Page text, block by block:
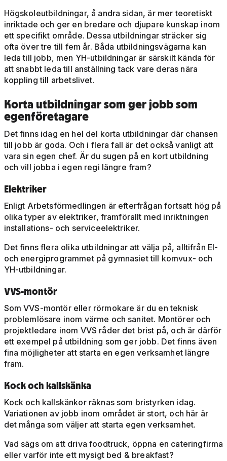
Högskoleutbildningar, å andra sidan, är mer teoretiskt
inriktade och ger en bredare och djupare kunskap inom
ett specifikt område. Dessa utbildningar sträcker sig
ofta över tre till fem år. Båda utbildningsvägarna kan
leda till jobb, men YH-utbildningar är särskilt kända för
att snabbt leda till anställning tack vare deras nära
koppling till arbetslivet.
Korta utbildningar som ger jobb som
egenföretagare
Det finns idag en hel del korta utbildningar där chansen
till jobb är goda. Och i flera fall är det också vanligt att
vara sin egen chef. Är du sugen på en kort utbildning
och vill jobba i egen regi längre fram?
Elektriker
Enligt Arbetsförmedlingen är efterfrågan fortsatt hög på
olika typer av elektriker, framförallt med inriktningen
installations- och serviceelektriker.
Det finns flera olika utbildningar att välja på, alltifrån El-
och energiprogrammet på gymnasiet till komvux- och
YH-utbildningar.
VVS-montör
Som VVS-montör eller rörmokare är du en teknisk
problemlösare inom värme och sanitet. Montörer och
projektledare inom VVS råder det brist på, och är därför
ett exempel på utbildning som ger jobb. Det finns även
fina möjligheter att starta en egen verksamhet längre
fram.
Kock och kallskänka
Kock och kallskänkor räknas som bristyrken idag.
Variationen av jobb inom området är stort, och här är
det många som väljer att starta egen verksamhet.
Vad sägs om att driva foodtruck, öppna en cateringfirma
eller varför inte ett mysigt bed & breakfast?